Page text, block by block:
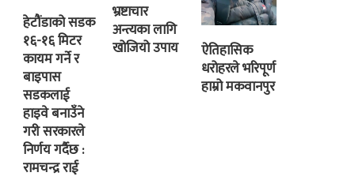
हेटौंडाको सडक
१६-१६ मिटर
कायम गर्ने र
बाइपास
सडकलाई
हाइवे बनाउँने
गरी सरकारले
निर्णय गर्दैछ :
रामचन्द्र राई
भ्रष्टाचार
अन्त्यका लागि
खोजियो उपाय
ऐतिहासिक
धरोहरले भरिपूर्ण
हाम्रो मकवानपुर